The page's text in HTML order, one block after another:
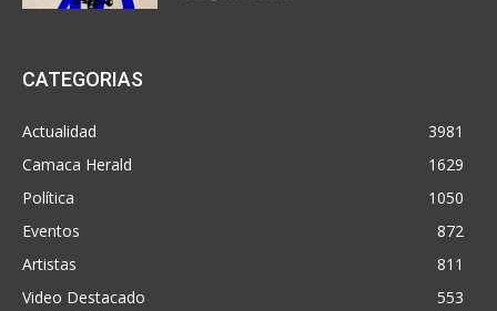
CATEGORIAS
Actualidad
3981
Camaca Herald
1629
Política
1050
Eventos
872
Artistas
811
Video Destacado
553